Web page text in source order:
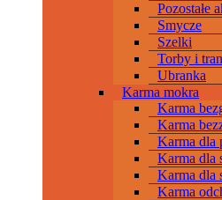
Pozostałe
Smycze
Szelki
Torby i
Ubranka
Karma mokra
Karma
Karma
Karma dla
Karma dla
Karma dla
Karma